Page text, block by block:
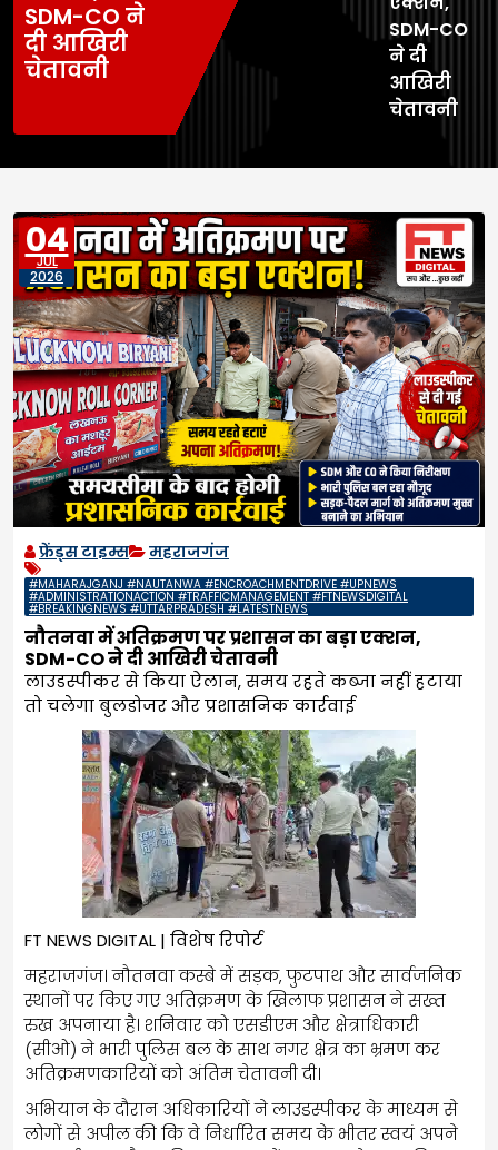
SDM-CO ने
दी आखिरी
चेतावनी
SDM-CO
ने दी
आखिरी
चेतावनी
04
JUL
2026
फ्रेंड्स टाइम्स महराजगंज
#MAHARAJGANJ #NAUTANWA #ENCROACHMENTDRIVE #UPNEWS
#ADMINISTRATIONACTION #TRAFFICMANAGEMENT #FTNEWSDIGITAL
#BREAKINGNEWS #UTTARPRADESH #LATESTNEWS
नौतनवा में अतिक्रमण पर प्रशासन का बड़ा एक्शन,
SDM-CO ने दी आखिरी चेतावनी
लाउडस्पीकर से किया ऐलान, समय रहते कब्जा नहीं हटाया
तो चलेगा बुलडोजर और प्रशासनिक कार्रवाई
FT NEWS DIGITAL | विशेष रिपोर्ट
महराजगंज। नौतनवा कस्बे में सड़क, फुटपाथ और सार्वजनिक
स्थानों पर किए गए अतिक्रमण के खिलाफ प्रशासन ने सख्त
रुख अपनाया है। शनिवार को एसडीएम और क्षेत्राधिकारी
(सीओ) ने भारी पुलिस बल के साथ नगर क्षेत्र का भ्रमण कर
अतिक्रमणकारियों को अंतिम चेतावनी दी।
अभियान के दौरान अधिकारियों ने लाउडस्पीकर के माध्यम से
लोगों से अपील की कि वे निर्धारित समय के भीतर स्वयं अपने